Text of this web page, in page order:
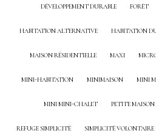
DÉVELOPPEMENT DURABLE FORÊT
HABITATION ALTERNATIVE HABITATION
MAISON RÉSIDENTIELLE MAXI
MINI-HABITATION MINIMAISON MINI
MINI MINI-CHALET PETITE MAISON
REFUGE SIMPLICITÉ SIMPLICITÉ VOLONTAIRE